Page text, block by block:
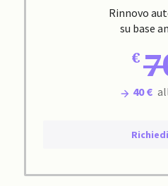
Rinnovo
su base
40 €
Richiedi